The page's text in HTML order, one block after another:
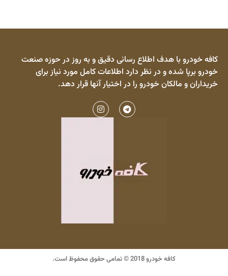
کافه خودرو با هدف اطلاع رسانی دقیق و به روز در حوزه صنعت
خودرو برپا شده و در نظر دارد اطلاعات کامل مورد نیاز برای
خریداران و مالکان خودرو را در اختیار آنها قرار دهد.
کافه خودرو 2018 © تمامی حقوق محفوظ است.